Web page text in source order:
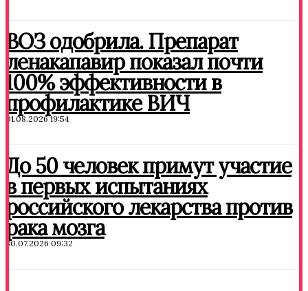
ВОЗ одобрила. Препарат
ленакапавир показал почти
100% эффективности в
профилактике ВИЧ
01.08.2026 19:54
До 50 человек примут участие
в первых испытаниях
российского лекарства против
рака мозга
30.07.2026 09:32